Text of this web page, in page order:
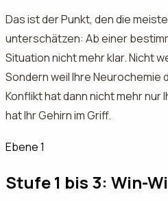
Das ist der Punkt, den die
unterschätzen: Ab einer
Situation nicht mehr klar. Nicht
Sondern weil Ihre Neurochemie
Konflikt hat dann nicht mehr nur
hat Ihr Gehirn im Griff.
Ebene 1
Stufe 1 bis 3: Win-